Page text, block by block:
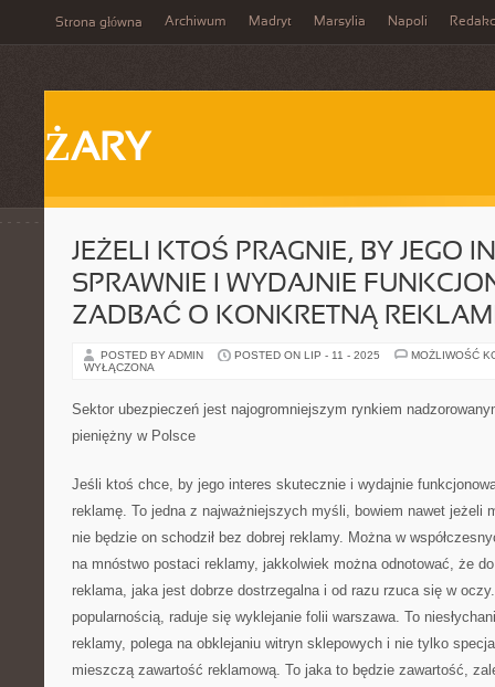
Strona główna Archiwum Madryt Marsylia Napoli
ŻARY
JEŻELI KTOŚ PRAGNIE, BY JEGO
SPRAWNIE I WYDAJNIE
ZADBAĆ O KONKRETNĄ
POSTED BY ADMIN POSTED ON LIP - 11 - 2025
MOŻLIWOŚĆ
WYŁĄCZONA
Sektor ubezpieczeń jest najogromniejszym rynkiem
pieniężny w Polsce
Jeśli ktoś chce, by jego interes skutecznie i wydajnie
reklamę. To jedna z najważniejszych myśli, bowiem nawet jeżeli
nie będzie on schodził bez dobrej reklamy. Można w
na mnóstwo postaci reklamy, jakkolwiek można odnotować, że
reklama, jaka jest dobrze dostrzegalna i od razu rzuca się w
popularnością, raduje się wyklejanie folii warszawa. To
reklamy, polega na obklejaniu witryn sklepowych i nie tylko
mieszczą zawartość reklamową. To jaka to będzie zawartość,